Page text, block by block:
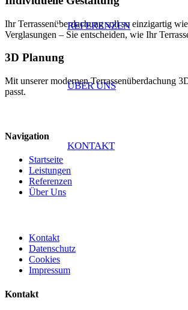
REFERENZEN
ÜBER UNS
KONTAKT
Ihr Terrassenüberdachung soll so einzigartig
Verglasungen – Sie entscheiden, wie Ihr
3D Planung
Mit unserer modernen Terrassenüberdachung
passt.
Navigation
Startseite
Leistungen
Referenzen
Über Uns
Kontakt
Datenschutz
Cookies
Impressum
Kontakt